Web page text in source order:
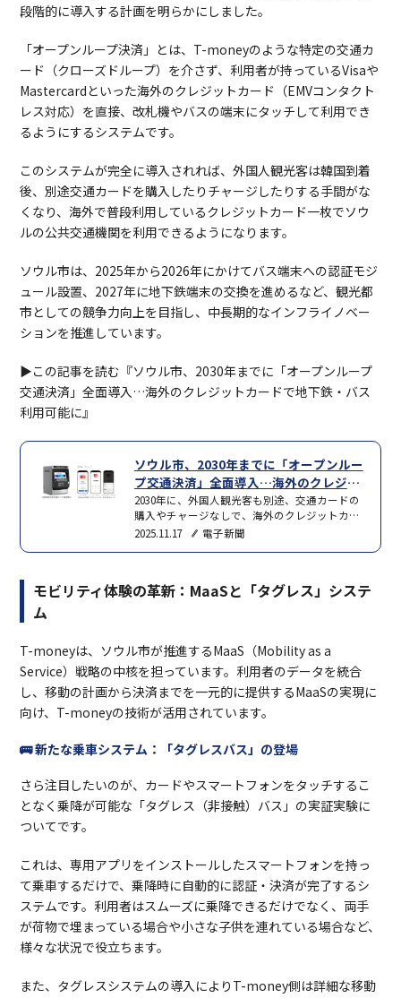
段階的に導入する計画を明らかにしました。
「オープンループ決済」とは、T-moneyのような特定の交通カ
ード（クローズドループ）を介さず、利用者が持っているVisaや
Mastercardといった海外のクレジットカード（EMVコンタクト
レス対応）を直接、改札機やバスの端末にタッチして利用でき
るようにするシステムです。
このシステムが完全に導入されれば、外国人観光客は韓国到着
後、別途交通カードを購入したりチャージしたりする手間がな
くなり、海外で普段利用しているクレジットカード一枚でソウ
ルの公共交通機関を利用できるようになります。
ソウル市は、2025年から2026年にかけてバス端末への認証モジ
ュール設置、2027年に地下鉄端末の交換を進めるなど、観光都
市としての競争力向上を目指し、中長期的なインフライノベー
ションを推進しています。
▶︎この記事を読む『ソウル市、2030年までに「オープンループ
交通決済」全面導入…海外のクレジットカードで地下鉄・バス
利用可能に』
ソウル市、2030年までに「オープンルー
プ交通決済」全面導入…海外のクレジッ
トカードで地下鉄・バス利用可能に
2030年に、外国人観光客も別途、交通カードの
購入やチャージなしで、海外のクレジットカー
ド一枚でソウルのバスと地下鉄を利用できる環
を段階的に導入すると、16日、明らかにした。
2025.11.17 電子新聞
モビリティ体験の革新：MaaSと「タグレス」システ
ム
T-moneyは、ソウル市が推進するMaaS（Mobility as a
Service）戦略の中核を担っています。利用者のデータを統合
し、移動の計画から決済までを一元的に提供するMaaSの実現に
向け、T-moneyの技術が活用されています。
🚌 新たな乗車システム：「タグレスバス」の登場
さら注目したいのが、カードやスマートフォンをタッチするこ
となく乗降が可能な「タグレス（非接触）バス」の実証実験に
ついてです。
これは、専用アプリをインストールしたスマートフォンを持っ
て乗車するだけで、乗降時に自動的に認証・決済が完了するシ
ステムです。利用者はスムーズに乗降できるだけでなく、両手
が荷物で埋まっている場合や小さな子供を連れている場合など、
様々な状況で役立ちます。
また、タグレスシステムの導入によりT-money側は詳細な移動